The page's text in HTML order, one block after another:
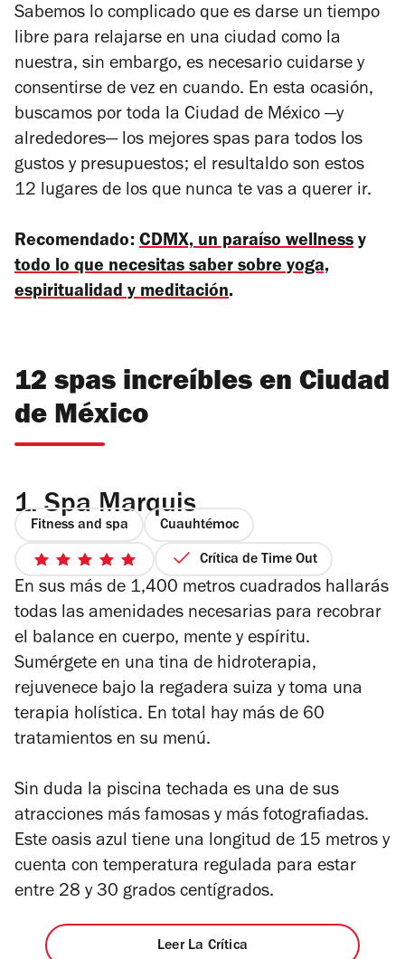
Sabemos lo complicado que es darse un tiempo
libre para relajarse en una ciudad como la
nuestra, sin embargo, es necesario cuidarse y
consentirse de vez en cuando. En esta ocasión,
buscamos por toda la Ciudad de México —y
alrededores—los mejores spas para todos los
gustos y presupuestos; el resultaldo son estos
12 lugares de los que nunca te vas a querer ir.
Recomendado: CDMX, un paraíso wellness y
todo lo que necesitas saber sobre yoga,
espiritualidad y meditación.
12 spas increíbles en Ciudad
de México
1. Spa Marquis
Fitness and spa Cuauhtémoc
5
de
5
estrellas
Crítica de Time Out
En sus más de 1,400 metros cuadrados hallarás
todas las amenidades necesarias para recobrar
el balance en cuerpo, mente y espíritu.
Sumérgete en una tina de hidroterapia,
rejuvenece bajo la regadera suiza y toma una
terapia holística. En total hay más de 60
tratamientos en su menú.
Sin duda la piscina techada es una de sus
atracciones más famosas y más fotografiadas.
Este oasis azul tiene una longitud de 15 metros y
cuenta con temperatura regulada para estar
entre 28 y 30 grados centígrados.
Leer La Crítica